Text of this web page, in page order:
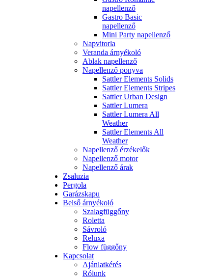
napellenző
Gastro Basic
napellenző
Mini Party napellenző
Napvitorla
Veranda árnyékoló
Ablak napellenző
Napellenző ponyva
Sattler Elements Solids
Sattler Elements Stripes
Sattler Urban Design
Sattler Lumera
Sattler Lumera All
Weather
Sattler Elements All
Weather
Napellenző érzékelők
Napellenző motor
Napellenző árak
Zsaluzia
Pergola
Garázskapu
Belső árnyékoló
Szalagfüggőny
Roletta
Sávroló
Reluxa
Flow függőny
Kapcsolat
Ajánlatkérés
Rólunk